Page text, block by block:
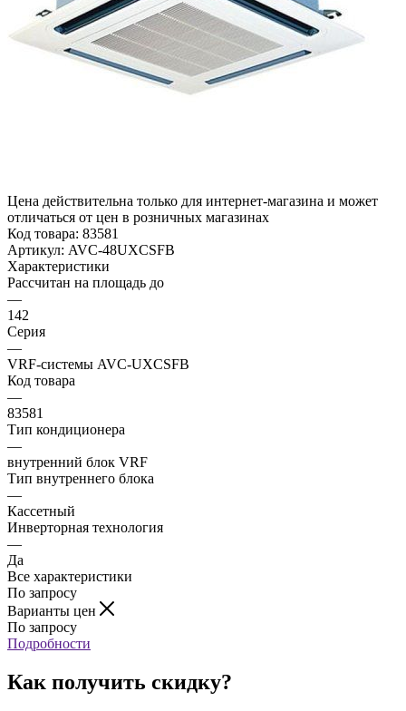
Цена действительна только для интернет-магазина и может
отличаться от цен в розничных магазинах
Код товара: 83581
Артикул: AVC-48UXCSFB
Характеристики
Рассчитан на площадь до
—
142
Серия
—
VRF-системы AVC-UXCSFB
Код товара
—
83581
Тип кондиционера
—
внутренний блок VRF
Тип внутреннего блока
—
Кассетный
Инверторная технология
—
Да
Все характеристики
По запросу
Варианты цен
По запросу
Подробности
Как получить скидку?